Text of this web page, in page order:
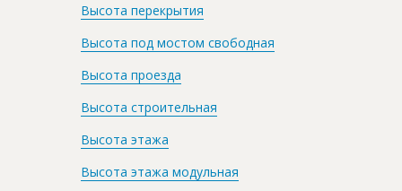
Высота перекрытия
Высота под мостом свободная
Высота проезда
Высота строительная
Высота этажа
Высота этажа модульная